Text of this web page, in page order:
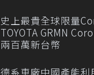
史上最貴全球限量
TOYOTA GRMN
兩百萬新台幣
德系車廠中國產能利